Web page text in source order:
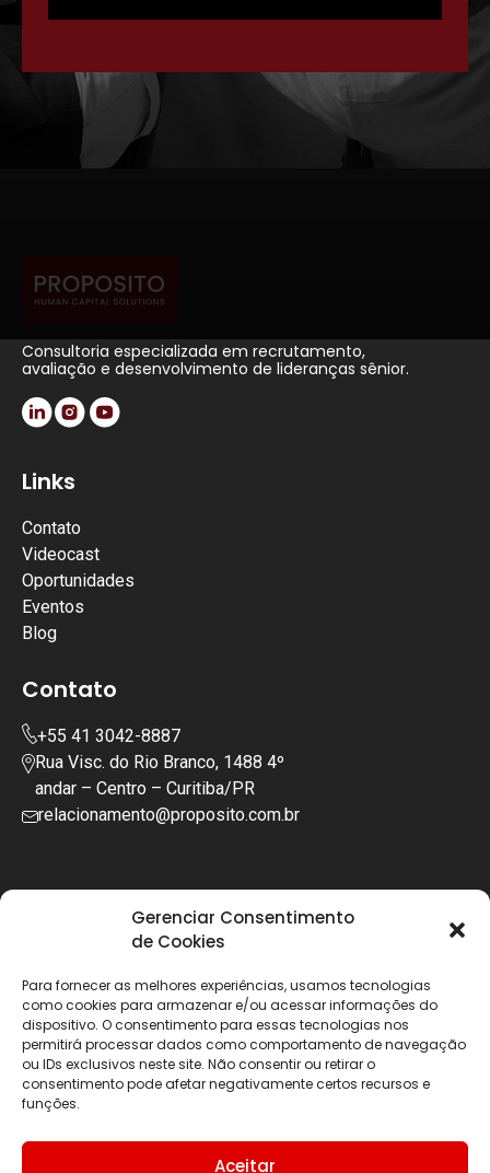
Gerenciar Consentimento
de Cookies
Para fornecer as melhores experiências, usamos tecnologias
como cookies para armazenar e/ou acessar informações do
dispositivo. O consentimento para essas tecnologias nos
permitirá processar dados como comportamento de navegação
ou IDs exclusivos neste site. Não consentir ou retirar o
consentimento pode afetar negativamente certos recursos e
funções.
Aceitar
Consultoria especializada em recrutamento,
avaliação e desenvolvimento de lideranças sênior.
Links
Contato
Videocast
Oportunidades
Eventos
Blog
Contato
+55 41 3042-8887
Rua Visc. do Rio Branco, 1488 4º
andar – Centro – Curitiba/PR
relacionamento@proposito.com.br
Copyright © 2025 | Todos os diretos reservados
Política de Cookies